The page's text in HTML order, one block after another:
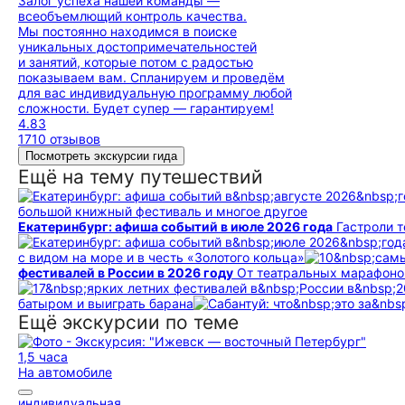
всеобъемлющий контроль качества.
Мы постоянно находимся в поиске
уникальных достопримечательностей
и занятий, которые потом с радостью
показываем вам. Спланируем и проведём
для вас индивидуальную программу любой
сложности. Будет супер — гарантируем!
4.83
1710 отзывов
Посмотреть экскурсии гида
Ещё на тему путешествий
большой книжный фестиваль и многое другое
Екатеринбург: афиша событий в июле 2026 года Гастроли
с видом на море и в честь «Золотого кольца»
фестивалей в России в 2026 году От театральных
батыром и выиграть барана
Ещё экскурсии по теме
1,5 часа
На автомобиле